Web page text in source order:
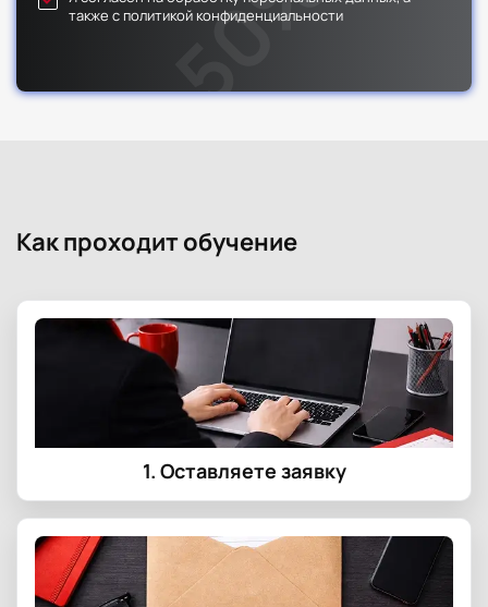
также с политикой конфиденциальности
Как проходит обучение
1. Оставляете заявку